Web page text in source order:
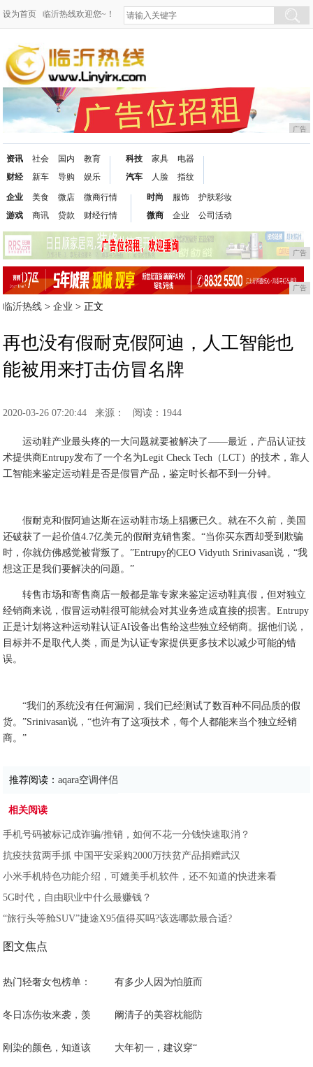
设为首页 临沂热线欢迎您~！
广告
资讯
财经
社会
新车
国内
导购
教育
娱乐
科技
汽车
家具
人脸
电器
指纹
企业
游戏
美食
商讯
微店
贷款
微商行情
财经行情
时尚
微商
服饰
企业
护肤彩妆
公司活动
广告
广告
临沂热线 >企业 > 正文
再也没有假耐克假阿迪，人工智能也
能被用来打击仿冒名牌
2020-03-26 07:20:44 来源： 阅读：1944
运动鞋产业最头疼的一大问题就要被解决了——最近，产品认证技
术提供商Entrupy发布了一个名为Legit Check Tech（LCT）的技术，靠人
工智能来鉴定运动鞋是否是假冒产品，鉴定时长都不到一分钟。
假耐克和假阿迪达斯在运动鞋市场上猖獗已久。就在不久前，美国
还破获了一起价值4.7亿美元的假耐克销售案。“当你买东西却受到欺骗
时，你就仿佛感觉被背叛了。”Entrupy的CEO Vidyuth Srinivasan说，“我
想这正是我们要解决的问题。”
转售市场和寄售商店一般都是靠专家来鉴定运动鞋真假，但对独立
经销商来说，假冒运动鞋很可能就会对其业务造成直接的损害。Entrupy
正是计划将这种运动鞋认证AI设备出售给这些独立经销商。据他们说，
目标并不是取代人类，而是为认证专家提供更多技术以减少可能的错
误。
“我们的系统没有任何漏洞，我们已经测试了数百种不同品质的假
货。”Srinivasan说，“也许有了这项技术，每个人都能来当个独立经销
商。”
推荐阅读：aqara空调伴侣
相关阅读
手机号码被标记成诈骗/推销，如何不花一分钱快速取消？
抗疫扶贫两手抓 中国平安采购2000万扶贫产品捐赠武汉
小米手机特色功能介绍，可媲美手机软件，还不知道的快进来看
5G时代，自由职业中什么最赚钱？
“旅行头等舱SUV”捷途X95值得买吗?该选哪款最合适?
图文焦点
热门轻奢女包榜单： 有多少人因为怕脏而
冬日冻伤妆来袭，羡 阚清子的美容枕能防
刚染的颜色，知道该 大年初一，建议穿“